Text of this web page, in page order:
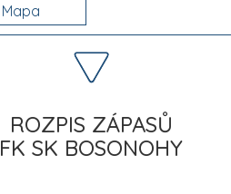
Mapa
ROZPIS ZÁPASŮ
FK SK BOSONOHY